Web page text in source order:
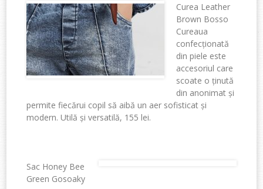
Curea Leather
Brown Bosso
Cureaua
confecționată
din piele este
accesoriul care
scoate o ținută
din anonimat și
permite fiecărui copil să aibă un aer sofisticat și
modern. Utilă și versatilă, 155 lei.
Sac Honey Bee
Green Gosoaky